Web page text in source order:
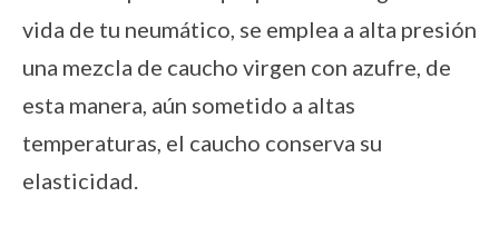
vida de tu neumático, se emplea a alta presión
una mezcla de caucho virgen con azufre, de
esta manera, aún sometido a altas
temperaturas, el caucho conserva su
elasticidad.